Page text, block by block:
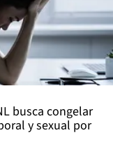
busca congelar
y sexual por